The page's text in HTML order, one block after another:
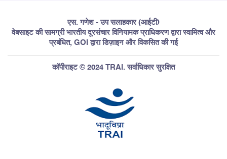
एस. गणेश - उप सलाहकार (आईटी)
वेबसाइट की सामग्री भारतीय दूरसंचार विनियामक प्राधिकरण द्वारा स्वामित्व और
प्रबंधित, GOI द्वारा डिज़ाइन और विकसित की गई
कॉपीराइट © 2024 TRAI. सर्वाधिकार सुरक्षित